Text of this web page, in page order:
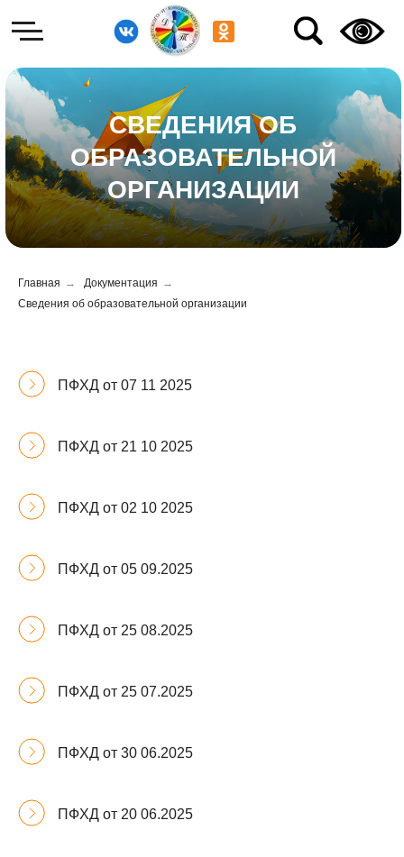
СВЕДЕНИЯ ОБ
ОБРАЗОВАТЕЛЬНОЙ
ОРГАНИЗАЦИИ
Главная → Документация →
Сведения об образовательной организации
ПФХД от 07 11 2025
ПФХД от 21 10 2025
ПФХД от 02 10 2025
ПФХД от 05 09.2025
ПФХД от 25 08.2025
ПФХД от 25 07.2025
ПФХД от 30 06.2025
ПФХД от 20 06.2025